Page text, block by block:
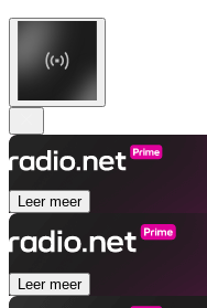
Leer meer
Leer meer